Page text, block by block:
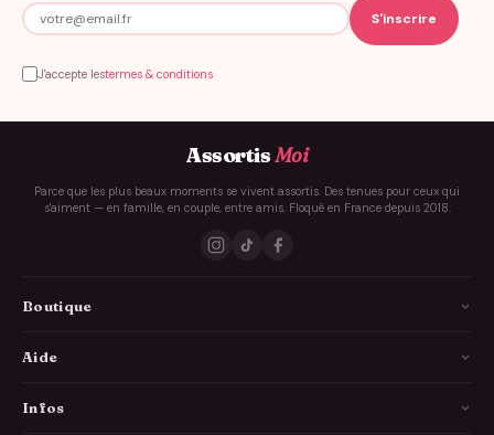
J'accepte lestermes & conditions
AssortisMoi
Parce que les plus beaux moments se vivent assortis. Des tenues pour ceux qui
s'aiment — en famille, en couple, entre amis. Floqué en France depuis 2018.
Boutique
Aide
Infos